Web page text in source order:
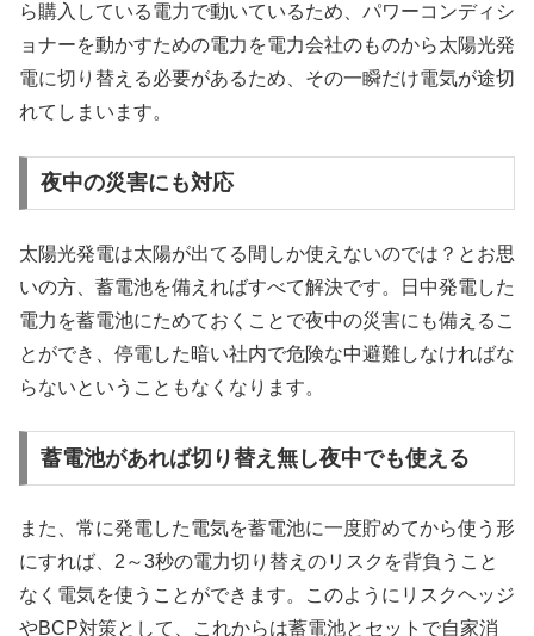
ら購入している電力で動いているため、パワーコンディシ
ョナーを動かすための電力を電力会社のものから太陽光発
電に切り替える必要があるため、その一瞬だけ電気が途切
れてしまいます。
夜中の災害にも対応
太陽光発電は太陽が出てる間しか使えないのでは？とお思
いの方、蓄電池を備えればすべて解決です。日中発電した
電力を蓄電池にためておくことで夜中の災害にも備えるこ
とができ、停電した暗い社内で危険な中避難しなければな
らないということもなくなります。
蓄電池があれば切り替え無し夜中でも使える
また、常に発電した電気を蓄電池に一度貯めてから使う形
にすれば、2～3秒の電力切り替えのリスクを背負うこと
なく電気を使うことができます。このようにリスクヘッジ
やBCP対策として、これからは蓄電池とセットで自家消